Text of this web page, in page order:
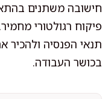
חישובה משתנים
פיקוח רגולטורי
תנאי הפנסיה ולהכיר
בכושר העבודה.